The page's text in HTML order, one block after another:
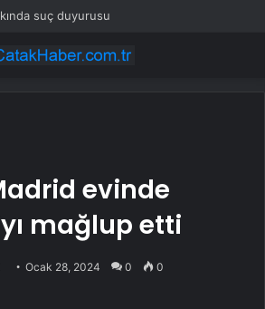
suç duyurusu
evinde
mağlup etti
Ocak 28, 2024 0 0